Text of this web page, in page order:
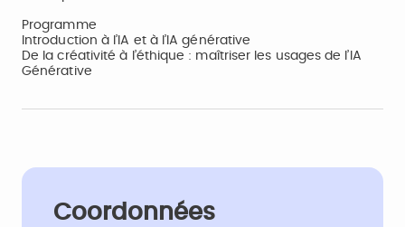
Programme
Introduction à l’IA et à l’IA générative
De la créativité à l’éthique : maîtriser les usages de l’IA
Générative
Coordonnées